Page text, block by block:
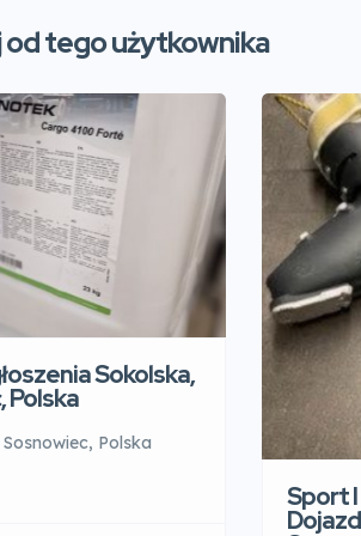
od tego użytkownika
Sokolska,
Polska
Polska
Sport